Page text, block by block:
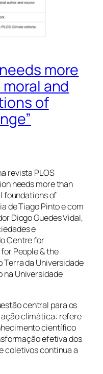
more
and
of
revista PLOS
needs more than
foundations of
de Tiago Pinto e com
Diogo Guedes Vidal,
e
Centre for
People & the
Terra da Universidade
na Universidade
central para os
climática: refere
científico
efetiva dos
coletivos continua a